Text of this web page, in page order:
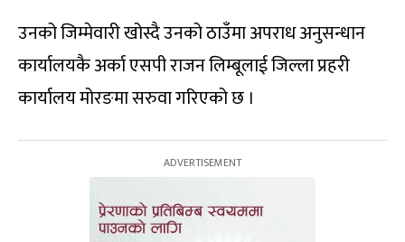
उनको जिम्मेवारी खोस्दै उनको ठाउँमा अपराध अनुसन्धान
कार्यालयकै अर्का एसपी राजन लिम्बूलाई जिल्ला प्रहरी
कार्यालय मोरङमा सरुवा गरिएको छ ।